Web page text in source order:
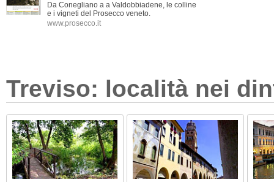
Da Conegliano a a Valdobbiadene, le colline
e i vigneti del Prosecco veneto.
www.prosecco.it
Treviso: località nei